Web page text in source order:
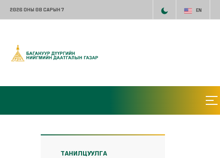
2026 ОНЫ 08 САРЫН 7 EN
ТАНИЛЦУУЛГА